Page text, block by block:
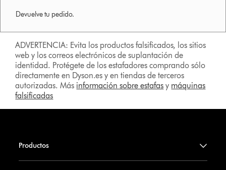
Devuelve tu pedido.
ADVERTENCIA: Evita los productos falsificados, los sitios
web y los correos electrónicos de suplantación de
identidad. Protégete de los estafadores comprando sólo
directamente en Dyson.es y en tiendas de terceros
autorizadas. Más información sobre estafas y máquinas
falsificadas
Productos